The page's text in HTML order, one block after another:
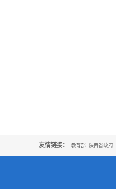
友情链接： 教育部 陕西省政府